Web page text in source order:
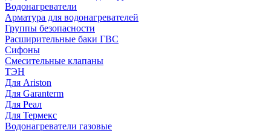
Водонагреватели
Арматура для водонагревателей
Группы безопасности
Расширительные баки ГВС
Сифоны
Смесительные клапаны
ТЭН
Для Ariston
Для Garanterm
Для Реал
Для Термекс
Водонагреватели газовые